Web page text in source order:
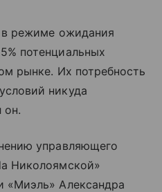
в режиме ожидания
потенциальных
рынке. Их потребность
никуда
он.
управляющего
Николоямской»
«Миэль» Александра